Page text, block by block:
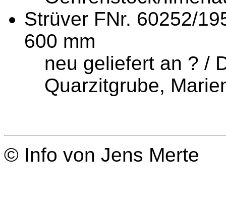
Strüver FNr. 60252/
600 mm
neu geliefert an ? /
Quarzitgrube,
© Info von Jens Merte